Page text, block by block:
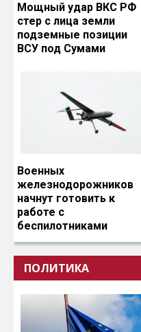
Мощный удар ВКС РФ
стер с лица земли
подземные позиции
ВСУ под Сумами
Военных
железнодорожников
начнут готовить к
работе с
беспилотниками
ПОЛИТИКА